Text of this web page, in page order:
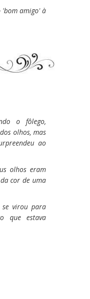
'bom amigo' à
o fôlego,
olhos, mas
ao
olhos eram
cor de uma
virou para
que estava